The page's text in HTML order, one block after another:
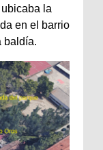
la
en el barrio
baldía.